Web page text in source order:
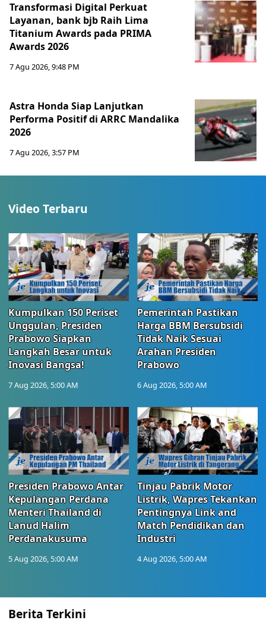
Transformasi Digital Perkuat
Layanan, bank bjb Raih Lima
Titanium Awards pada PRIMA
Awards 2026
7 Agu 2026, 9:48 PM
Astra Honda Siap Lanjutkan
Performa Positif di ARRC Mandalika
2026
7 Agu 2026, 3:57 PM
Video Terbaru
Kumpulkan 150 Periset
Unggulan, Presiden
Prabowo Siapkan
Langkah Besar untuk
Inovasi Bangsa!
7 Aug 2026, 5:00 AM
Pemerintah Pastikan
Harga BBM Bersubsidi
Tidak Naik Sesuai
Arahan Presiden
Prabowo
6 Aug 2026, 5:00 AM
Presiden Prabowo Antar
Kepulangan Perdana
Menteri Thailand di
Lanud Halim
Perdanakusuma
5 Aug 2026, 5:00 AM
Tinjau Pabrik Motor
Listrik, Wapres Tekankan
Pentingnya Link and
Match Pendidikan dan
Industri
4 Aug 2026, 5:00 AM
Berita Terkini